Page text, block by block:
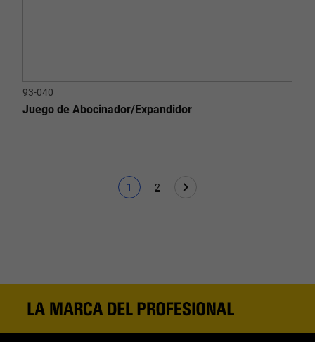
93-040
Juego de Abocinador/Expandidor
Página actual
1
Page
2